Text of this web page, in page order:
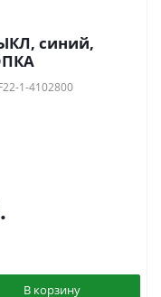
синий,
1-4102800
В корзину